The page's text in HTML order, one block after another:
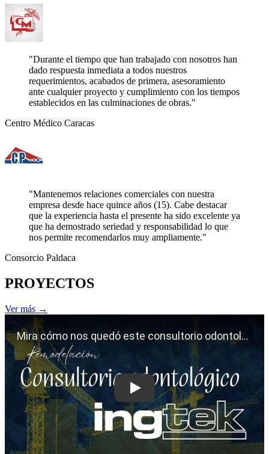
"Durante el tiempo que han trabajado con nosotros han
dado respuesta inmediata a todos nuestros
requerimientos, acabados de primera, asesoramiento
ante cualquier proyecto y cumplimiento con los tiempos
establecidos en las culminaciones de obras."
Centro Médico Caracas
"Mantenemos relaciones comerciales con nuestra
empresa desde hace quince años (15). Cabe destacar
que la experiencia hasta el presente ha sido excelente ya
que ha demostrado seriedad y responsabilidad lo que
nos permite recomendarlos muy ampliamente."
Consorcio Paldaca
PROYECTOS
Ver más →